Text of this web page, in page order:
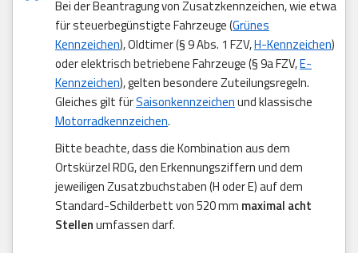
Bei der Beantragung von Zusatzkennzeichen, wie etwa
für steuerbegünstigte Fahrzeuge (Grünes
Kennzeichen), Oldtimer (§ 9 Abs. 1 FZV,H-Kennzeichen)
oder elektrisch betriebene Fahrzeuge (§ 9a FZV,E-
Kennzeichen), gelten besondere Zuteilungsregeln.
Gleiches gilt fürSaisonkennzeichenund klassische
Motorradkennzeichen.
Bitte beachte, dass die Kombination aus dem
Ortskürzel RDG, den Erkennungsziffern und dem
jeweiligen Zusatzbuchstaben (H oder E) auf dem
Standard-Schilderbett von 520 mm maximal acht
Stellenumfassen darf.